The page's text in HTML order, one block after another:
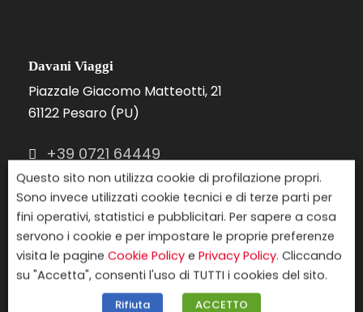
Davani Viaggi
Piazzale Giacomo Matteotti, 21
61122 Pesaro (PU)
+39 0721 64449
info@davaniviaggi.it
Menu
Destinazioni
Questo sito non utilizza cookie di profilazione propri.
Sono invece utilizzati cookie tecnici e di terze parti per
fini operativi, statistici e pubblicitari. Per sapere a cosa
servono i cookie e per impostare le proprie preferenze
visita le pagine Cookie Policy e Privacy Policy. Cliccando
su "Accetta", consenti l'uso di TUTTI i cookies del sito.
Rifiuta ACCETTO